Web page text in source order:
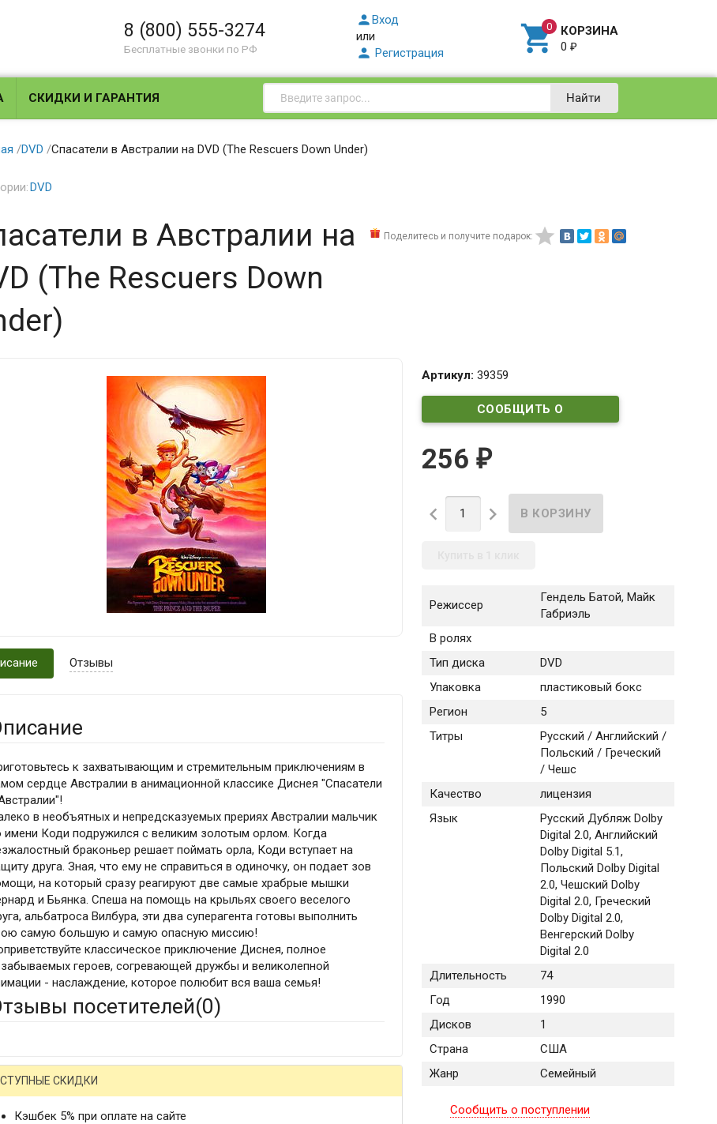
8 (800) 555-3274
Бесплатные звонки по РФ
Вход
или
 Регистрация  КОРЗИНА
0₽
СКИДКИ И ГАРАНТИЯ Найти
/DVD /Спасатели в Австралии на DVD (The Rescuers Down Under)
DVD
Поделитесь и получите подарок: 
в Австралии на
(The Rescuers Down
Артикул: 39359
СООБЩИТЬ О
256 ₽
 
Режиссер
Гендель Батой, Майк
Габриэль
В ролях
Тип диска
DVD
Упаковка
пластиковый бокс
Регион
5
Титры
Русский / Английский /
Польский / Греческий
/ Чешс
Качество
лицензия
Язык
Русский Дубляж Dolby
Digital 2.0, Английский
Dolby Digital 5.1,
Польский Dolby Digital
2.0, Чешский Dolby
Digital 2.0, Греческий
Dolby Digital 2.0,
Венгерский Dolby
Digital 2.0
Длительность
74
Год
1990
Дисков
1
Страна
США
Жанр
Семейный
Сообщить о поступлении
Отзывы
к захватывающим и стремительным приключениям в
сердце Австралии в анимационной классике Диснея "Спасатели
в необъятных и непредсказуемых прериях Австралии мальчик
имени Коди подружился с великим золотым орлом. Когда
браконьер решает поймать орла, Коди вступает на
друга. Зная, что ему не справиться в одиночку, он подает зов
на который сразу реагируют две самые храбрые мышки
и Бьянка. Спеша на помощь на крыльях своего веселого
альбатроса Вилбура, эти два суперагента готовы выполнить
самую большую и самую опасную миссию!
классическое приключение Диснея, полное
героев, согревающей дружбы и великолепной
- наслаждение, которое полюбит вся ваша семья!
посетителей(0)
СКИДКИ
Кэшбек 5% при оплате на сайте